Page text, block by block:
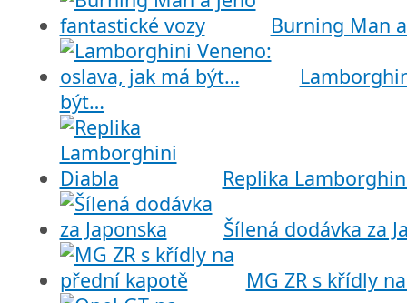
Burning Man
být…
Replika
Šílená dodávka za
MG ZR s křídly